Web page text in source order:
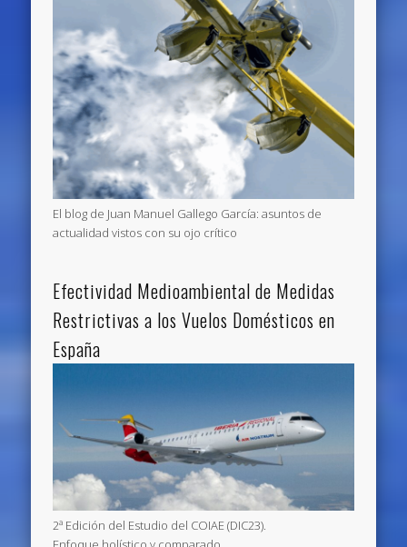
El blog de Juan Manuel Gallego García: asuntos de
actualidad vistos con su ojo crítico
Efectividad Medioambiental de Medidas
Restrictivas a los Vuelos Domésticos en
España
2ª Edición del Estudio del COIAE (DIC23).